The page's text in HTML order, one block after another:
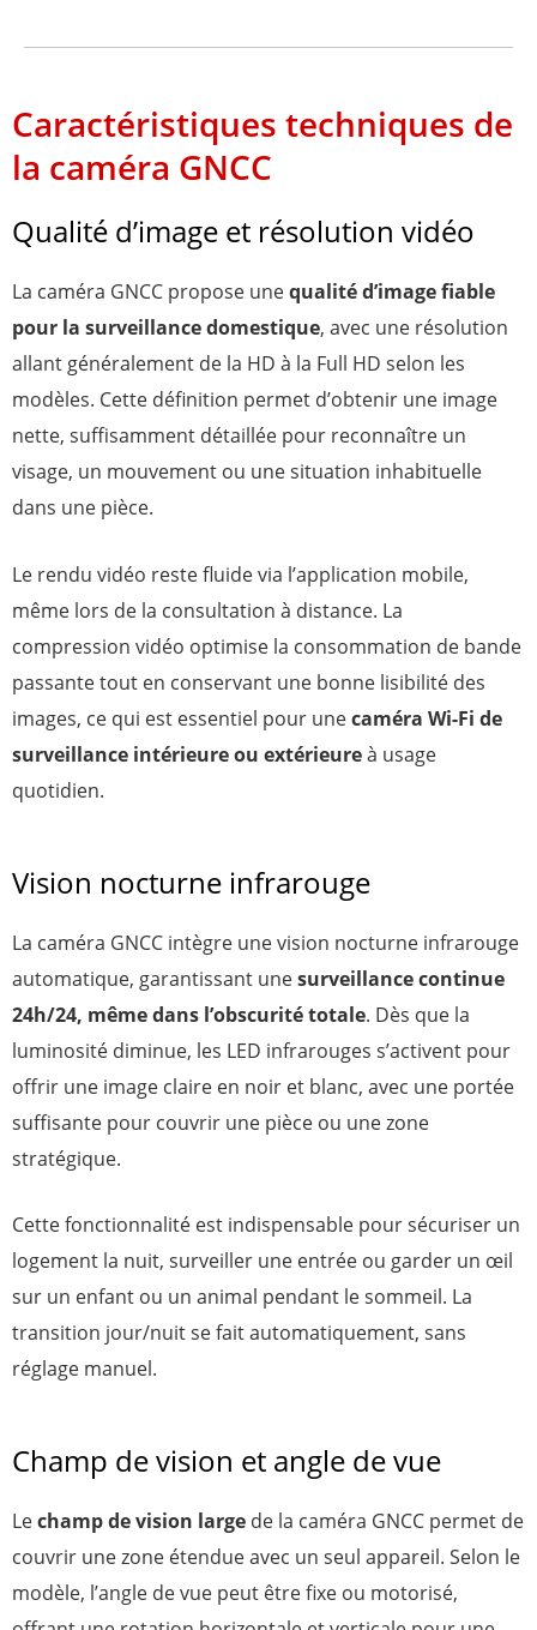
Caractéristiques techniques de
la caméra GNCC
Qualité d’image et résolution vidéo
La caméra GNCC propose unequalité d’image fiable
pour la surveillance domestique, avec une résolution
allant généralement de la HD à la Full HD selon les
modèles. Cette définition permet d’obtenir une image
nette, suffisamment détaillée pour reconnaître un
visage, un mouvement ou une situation inhabituelle
dans une pièce.
Le rendu vidéo reste fluide via l’application mobile,
même lors de la consultation à distance. La
compression vidéo optimise la consommation de bande
passante tout en conservant une bonne lisibilité des
images, ce qui est essentiel pour unecaméra Wi-Fi de
surveillance intérieure ou extérieureà usage
quotidien.
Vision nocturne infrarouge
La caméra GNCC intègre une vision nocturne infrarouge
automatique, garantissant unesurveillance continue
24h/24, même dans l’obscurité totale. Dès que la
luminosité diminue, les LED infrarouges s’activent pour
offrir une image claire en noir et blanc, avec une portée
suffisante pour couvrir une pièce ou une zone
stratégique.
Cette fonctionnalité est indispensable pour sécuriser un
logement la nuit, surveiller une entrée ou garder un œil
sur un enfant ou un animal pendant le sommeil. La
transition jour/nuit se fait automatiquement, sans
réglage manuel.
Champ de vision et angle de vue
Lechamp de vision large de la caméra GNCC permet de
couvrir une zone étendue avec un seul appareil. Selon le
modèle, l’angle de vue peut être fixe ou motorisé,